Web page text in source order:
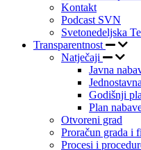
Kontakt
Podcast SVN
Svetonedeljska
Transparentnost
Natječaji
Javna
Godišnji
Plan
Otvoreni grad
Proračun grada i
Procesi i